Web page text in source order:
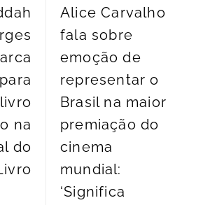
na
do
Alice Carvalho
fala sobre
emoção de
representar o
Brasil na maior
premiação do
cinema
mundial:
‘Significa